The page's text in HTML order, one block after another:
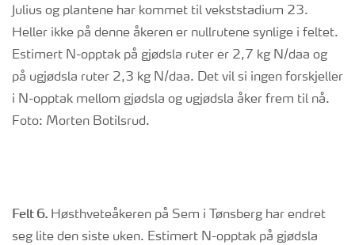
Julius og plantene har kommet til vekststadium 23.
Heller ikke på denne åkeren er nullrutene synlige i feltet.
Estimert N-opptak på gjødsla ruter er 2,7 kg N/daa og
på ugjødsla ruter 2,3 kg N/daa. Det vil si ingen forskjeller
i N-opptak mellom gjødsla og ugjødsla åker frem til nå.
Foto: Morten Botilsrud.
Felt 6. Høsthveteåkeren på Sem i Tønsberg har endret
seg lite den siste uken. Estimert N-opptak på gjødsla